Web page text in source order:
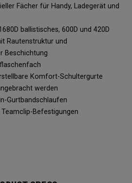
Fächer für Handy, Ladegerät und
ballistisches, 600D und 420D
Rautenstruktur und
Beschichtung
Komfort-Schultergurte
werden
Gurtbandschlaufen
Befestigungen